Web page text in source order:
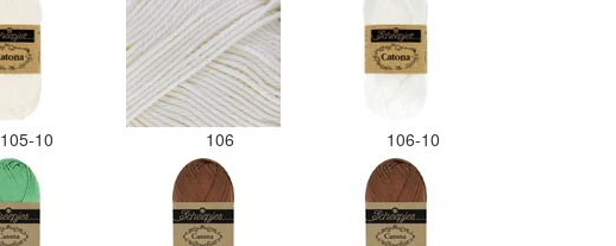
105-10 106 106-10